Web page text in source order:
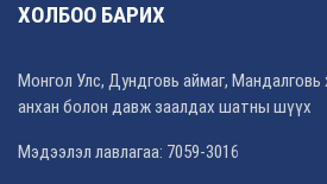
ХОЛБОО БАРИХ
Монгол Улс, Дундговь аймаг,
анхан болон давж заалдах шатны шүүх
Мэдээлэл лавлагаа: 7059-3016